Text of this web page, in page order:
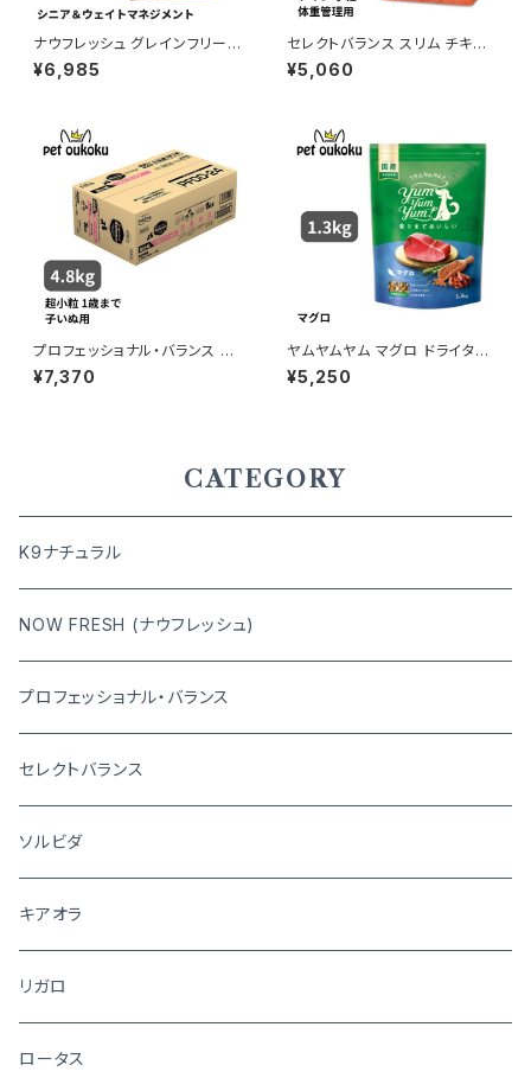
ナウフレッシュ グレインフリー
スモールブリード シニア＆ウェ
イトマネジメント 2.3kg 45731
¥6,985
セレクトバランス スリム チキン
小粒 成犬用の体重管理用 3kg
¥5,060
プロフェッショナル・バランス 超
小粒 １歳まで 子いぬ用 4.8ｋｇ
¥7,370
ヤムヤムヤム マグロ ドライタイ
プ 1.3kg yum yum yum ! 45
71245859372
¥5,250
CATEGORY
K9ナチュラル
NOW FRESH (ナウフレッシュ)
プロフェッショナル・バランス
セレクトバランス
ソルビダ
キアオラ
リガロ
ロータス